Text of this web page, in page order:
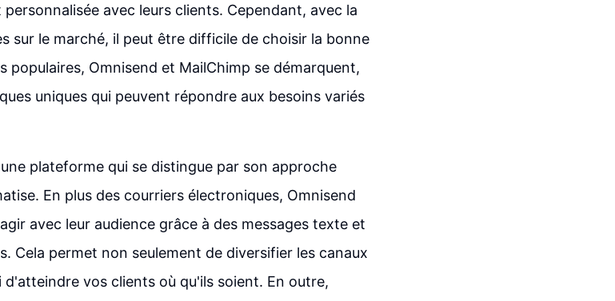
avec leurs clients. Cependant, avec la
sur le marché, il peut être difficile de choisir la bonne
populaires, Omnisend et MailChimp se démarquent,
uniques qui peuvent répondre aux besoins variés
plateforme qui se distingue par son approche
En plus des courriers électroniques, Omnisend
avec leur audience grâce à des messages texte et
Cela permet non seulement de diversifier les canaux
d'atteindre vos clients où qu'ils soient. En outre,